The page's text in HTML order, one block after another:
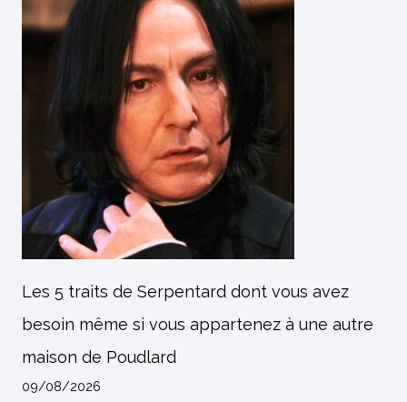
Les 5 traits de Serpentard dont vous avez
besoin même si vous appartenez à une autre
maison de Poudlard
09/08/2026